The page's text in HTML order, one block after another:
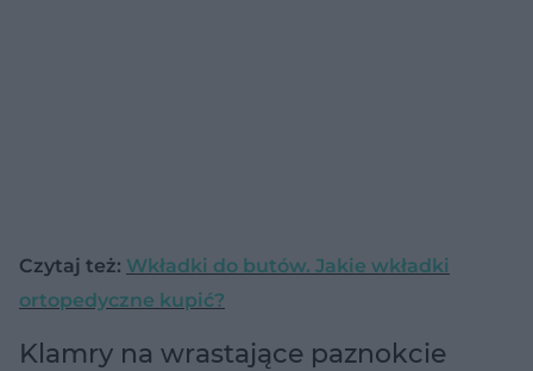
Czytaj też: Wkładki do butów. Jakie wkładki
ortopedyczne kupić?
Klamry na wrastające paznokcie